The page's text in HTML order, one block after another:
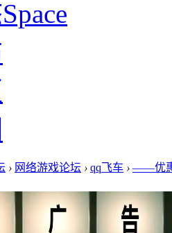
Space
› 网络游戏论坛 › qq飞车 › ——优